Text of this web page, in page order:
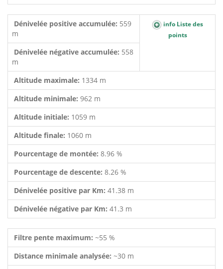
Dénivelée positive accumulée: 559
m
info Liste des
points
Dénivelée négative accumulée: 558
m
Altitude maximale: 1334 m
Altitude minimale: 962 m
Altitude initiale: 1059 m
Altitude finale: 1060 m
Pourcentage de montée: 8.96 %
Pourcentage de descente: 8.26 %
Dénivelée positive par Km: 41.38 m
Dénivelée négative par Km: 41.3 m
Filtre pente maximum: ~55 %
Distance minimale analysée: ~30 m